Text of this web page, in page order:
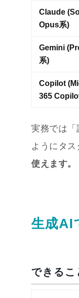
Claude
Opus系)
Gemini
系)
Copilot
365
実務では
ようにタス
使えます。
生成AI
できるこ